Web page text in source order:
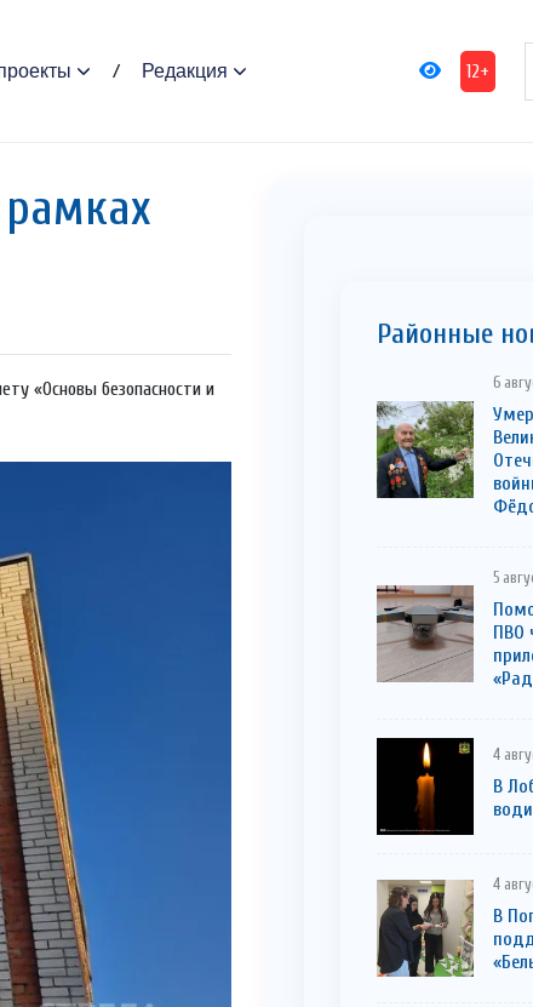
Редакция 12+
«Основы безопасности и
Районные
6
5
ПВО
4
В
4
В